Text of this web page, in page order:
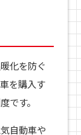
化を防ぐ
を購入す
です。
自動車や